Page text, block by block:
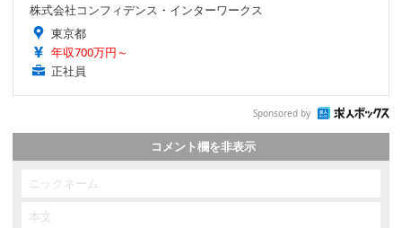
株式会社コンフィデンス・インターワークス
東京都
年収700万円～
正社員
Sponsored by
コメント欄を非表示